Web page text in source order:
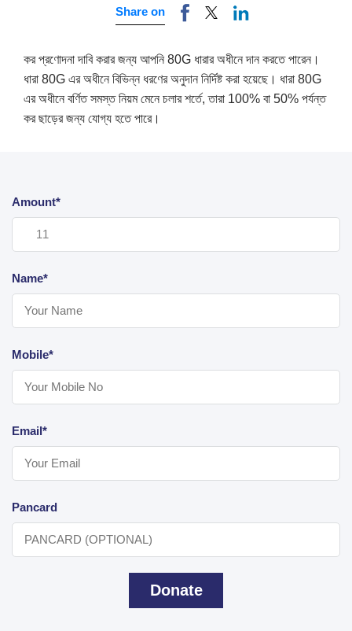
Share on
কর প্রণোদনা দাবি করার জন্য আপনি 80G ধারার অধীনে দান করতে পারেন।
ধারা 80G এর অধীনে বিভিন্ন ধরণের অনুদান নির্দিষ্ট করা হয়েছে। ধারা 80G
এর অধীনে বর্ণিত সমস্ত নিয়ম মেনে চলার শর্তে, তারা 100% বা 50% পর্যন্ত
কর ছাড়ের জন্য যোগ্য হতে পারে।
Amount*
Name*
Mobile*
Email*
Pancard
Donate